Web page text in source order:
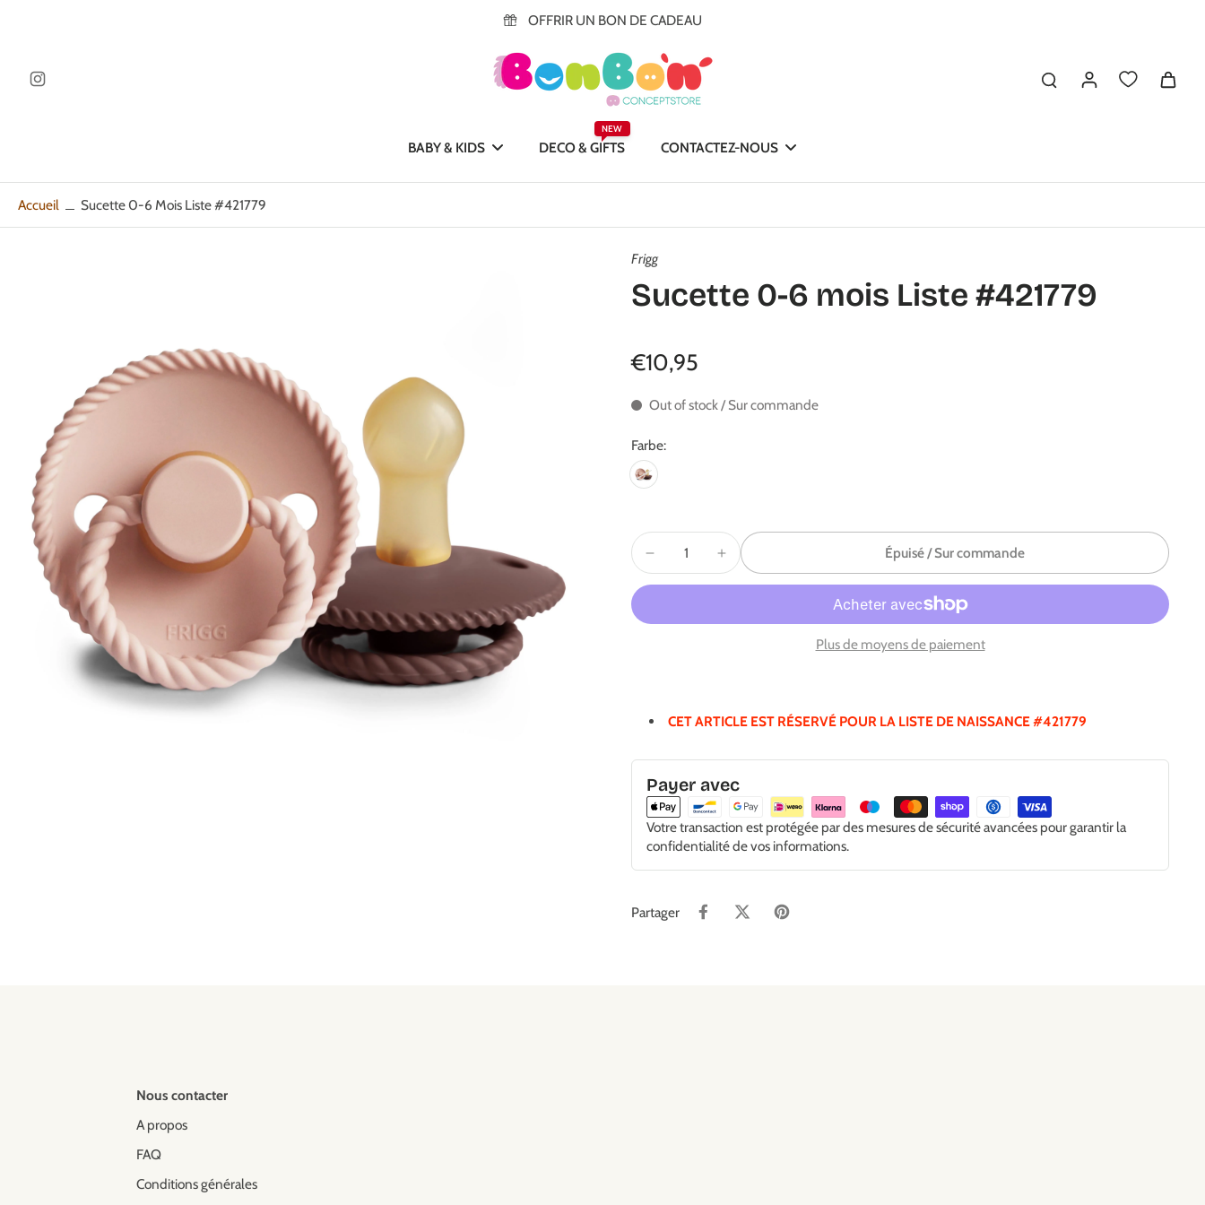
OFFRIR UN BON DE CADEAU
BABY & KIDS DECO & GIFTS
NEW
CONTACTEZ-NOUS
Accueil Sucette 0-6 Mois Liste #421779
Frigg
Sucette 0-6 mois Liste #421779
€10,95
Out of stock / Sur commande
Farbe:
Épuisé / Sur commande
Plus de moyens de paiement
CET ARTICLE EST RÉSERVÉ POUR LA LISTE DE NAISSANCE #421779
Payer avec
Votre transaction est protégée par des mesures de sécurité avancées pour garantir la
confidentialité de vos informations.
Partager
Nous contacter
A propos
FAQ
Conditions générales